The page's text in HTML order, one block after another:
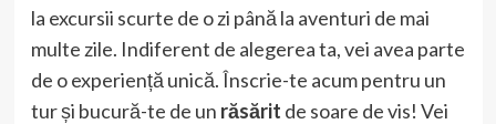
la excursii scurte de o zi până la aventuri de mai
multe zile. Indiferent de alegerea ta, vei avea parte
de o experiență unică. Înscrie-te acum pentru un
tur și bucură-te de un răsărit de soare de vis! Vei